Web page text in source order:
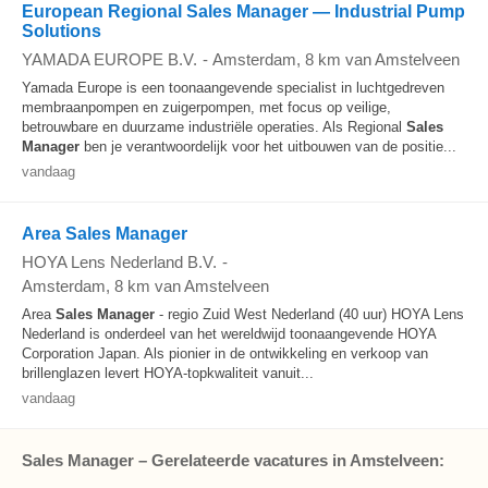
European Regional Sales Manager — Industrial Pump
Solutions
YAMADA EUROPE B.V. - Amsterdam, 8 km van Amstelveen
Yamada Europe is een toonaangevende specialist in luchtgedreven
membraanpompen en zuigerpompen, met focus op veilige,
betrouwbare en duurzame industriële operaties. Als Regional Sales
Manager ben je verantwoordelijk voor het uitbouwen van de positie...
vandaag
Area Sales Manager
HOYA Lens Nederland B.V. -
Amsterdam, 8 km van Amstelveen
Area Sales Manager - regio Zuid West Nederland (40 uur) HOYA Lens
Nederland is onderdeel van het wereldwijd toonaangevende HOYA
Corporation Japan. Als pionier in de ontwikkeling en verkoop van
brillenglazen levert HOYA-topkwaliteit vanuit...
vandaag
Sales Manager – Gerelateerde vacatures in Amstelveen: